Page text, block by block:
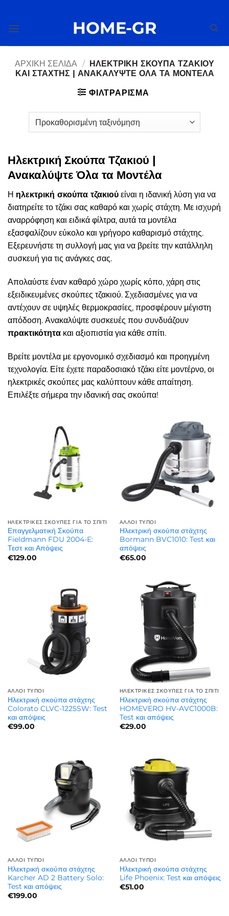
περιεχόμενο
HOME-GR
ΑΡΧΙΚΉ ΣΕΛΊΔΑ / ΗΛΕΚΤΡΙΚΉ ΣΚΟΎΠΑ ΤΖΑΚΙΟΎ
ΚΑΙ ΣΤΆΧΤΗΣ | ΑΝΑΚΑΛΎΨΤΕ ΌΛΑ ΤΑ ΜΟΝΤΈΛΑ
ΦΙΛΤΡΆΡΙΣΜΑ
Ηλεκτρική Σκούπα Τζακιού |
Ανακαλύψτε Όλα τα Μοντέλα
Η ηλεκτρική σκούπα τζακιού είναι η ιδανική λύση για να
διατηρείτε το τζάκι σας καθαρό και χωρίς στάχτη. Με ισχυρή
αναρρόφηση και ειδικά φίλτρα, αυτά τα μοντέλα
εξασφαλίζουν εύκολο και γρήγορο καθαρισμό στάχτης.
Εξερευνήστε τη συλλογή μας για να βρείτε την κατάλληλη
συσκευή για τις ανάγκες σας.
Απολαύστε έναν καθαρό χώρο χωρίς κόπο, χάρη στις
εξειδικευμένες σκούπες τζακιού. Σχεδιασμένες για να
αντέχουν σε υψηλές θερμοκρασίες, προσφέρουν μέγιστη
απόδοση. Ανακαλύψτε συσκευές που συνδυάζουν
πρακτικότητα και αξιοπιστία για κάθε σπίτι.
Βρείτε μοντέλα με εργονομικό σχεδιασμό και προηγμένη
τεχνολογία. Είτε έχετε παραδοσιακό τζάκι είτε μοντέρνο, οι
ηλεκτρικές σκούπες μας καλύπτουν κάθε απαίτηση.
Επιλέξτε σήμερα την ιδανική σας σκούπα!
ΗΛΕΚΤΡΙΚΈΣ ΣΚΟΎΠΕΣ ΓΙΑ ΤΟ ΣΠΊΤΙ
Επαγγελματική Σκούπα
Fieldmann FDU 2004-E:
Τεστ και Απόψεις
€129.00
ΆΛΛΟΙ ΤΎΠΟΙ
Ηλεκτρική σκούπα στάχτης
Bormann BVC1010: Test και
απόψεις
€65.00
ΆΛΛΟΙ ΤΎΠΟΙ
Ηλεκτρική σκούπα στάχτης
Colorato CLVC-1225SW: Test
και απόψεις
€99.00
ΗΛΕΚΤΡΙΚΈΣ ΣΚΟΎΠΕΣ ΓΙΑ ΤΟ ΣΠΊΤΙ
Ηλεκτρική σκούπα στάχτης
HOMEVERO HV-AVC1000B:
Test και απόψεις
€29.00
ΆΛΛΟΙ ΤΎΠΟΙ
Ηλεκτρική σκούπα στάχτης
Karcher AD 2 Battery Solo:
Test και απόψεις
€199.00
ΆΛΛΟΙ ΤΎΠΟΙ
Ηλεκτρική σκούπα στάχτης
Life Phoenix: Test και απόψεις
€51.00